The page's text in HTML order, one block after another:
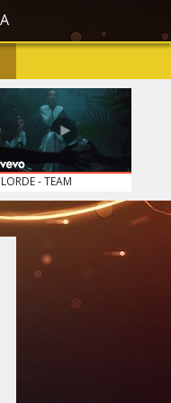
LORDE - TEAM
TUBLATANKA - O NÁS